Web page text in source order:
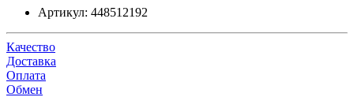
Артикул: 448512192
Качество
Доставка
Оплата
Обмен